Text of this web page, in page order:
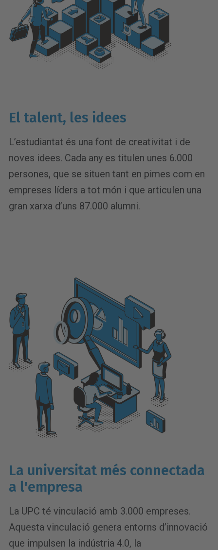
El talent, les idees
L’estudiantat és una font de creativitat i de
noves idees. Cada any es titulen unes 6.000
persones, que se situen tant en pimes com en
empreses líders a tot món i que articulen una
gran xarxa d’uns 87.000 alumni.
La universitat més connectada
a l'empresa
La UPC té vinculació amb 3.000 empreses.
Aquesta vinculació genera entorns d’innovació
que impulsen la indústria 4.0, la